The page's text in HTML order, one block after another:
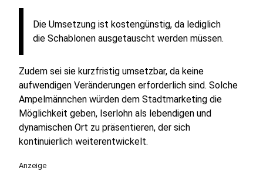
Die Umsetzung ist kostengünstig, da lediglich
die Schablonen ausgetauscht werden müssen.
Zudem sei sie kurzfristig umsetzbar, da keine
aufwendigen Veränderungen erforderlich sind. Solche
Ampelmännchen würden dem Stadtmarketing die
Möglichkeit geben, Iserlohn als lebendigen und
dynamischen Ort zu präsentieren, der sich
kontinuierlich weiterentwickelt.
Anzeige